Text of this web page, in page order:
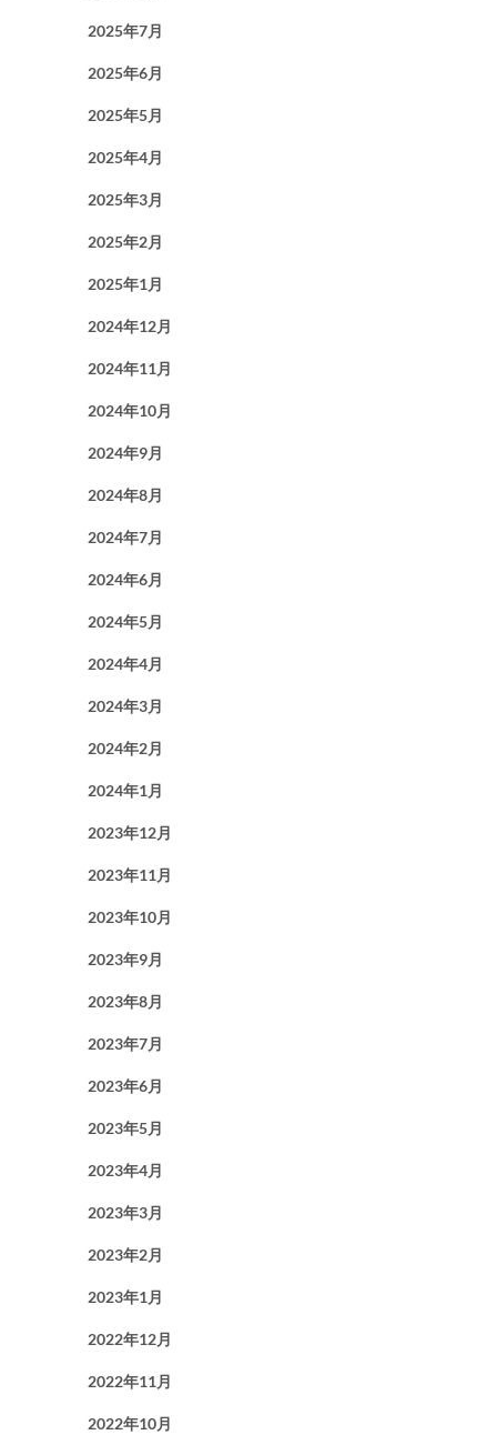
2025年7月
2025年6月
2025年5月
2025年4月
2025年3月
2025年2月
2025年1月
2024年12月
2024年11月
2024年10月
2024年9月
2024年8月
2024年7月
2024年6月
2024年5月
2024年4月
2024年3月
2024年2月
2024年1月
2023年12月
2023年11月
2023年10月
2023年9月
2023年8月
2023年7月
2023年6月
2023年5月
2023年4月
2023年3月
2023年2月
2023年1月
2022年12月
2022年11月
2022年10月